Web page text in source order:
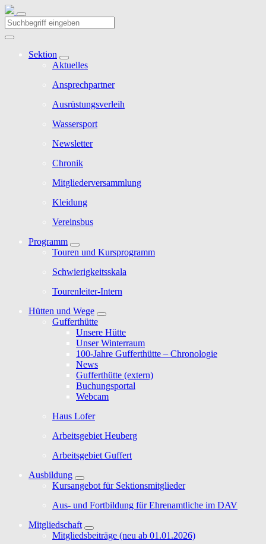
Sektion
Aktuelles
Ansprechpartner
Ausrüstungsverleih
Wassersport
Newsletter
Chronik
Mitgliederversammlung
Kleidung
Vereinsbus
Programm
Touren und Kursprogramm
Schwierigkeitsskala
Tourenleiter-Intern
Hütten und Wege
Gufferthütte
Unsere Hütte
Unser Winterraum
100-Jahre Gufferthütte – Chronologie
News
Gufferthütte (extern)
Buchungsportal
Webcam
Haus Lofer
Arbeitsgebiet Heuberg
Arbeitsgebiet Guffert
Ausbildung
Kursangebot für Sektionsmitglieder
Aus- und Fortbildung für Ehrenamtliche im DAV
Mitgliedschaft
Mitgliedsbeiträge (neu ab 01.01.2026)